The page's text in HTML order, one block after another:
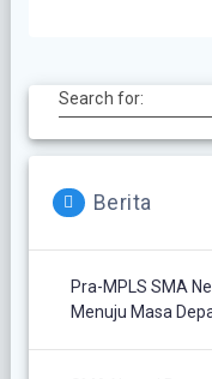
Search for:
Berita
Pra-MPLS SMA
Menuju Masa